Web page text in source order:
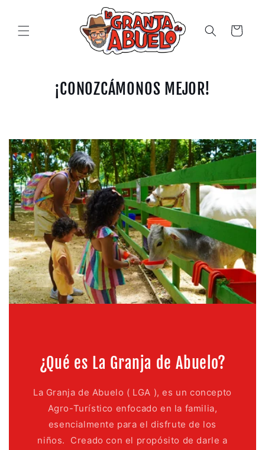
al contenido
Carrito
¡CONOZCÁMONOS MEJOR!
¿Qué es La Granja de Abuelo?
La Granja de Abuelo ( LGA ), es un concepto
Agro-Turístico enfocado en la familia,
esencialmente para el disfrute de los
niños. Creado con el propósito de darle a